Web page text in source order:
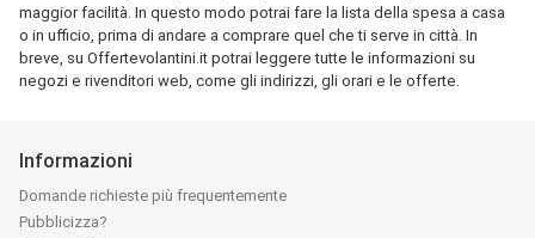
maggior facilità. In questo modo potrai fare la lista della spesa a casa
o in ufficio, prima di andare a comprare quel che ti serve in città. In
breve, su Offertevolantini.it potrai leggere tutte le informazioni su
negozi e rivenditori web, come gli indirizzi, gli orari e le offerte.
Informazioni
Domande richieste più frequentemente
Pubblicizza?